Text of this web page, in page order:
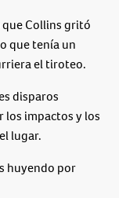
que Collins gritó
que tenía un
el tiroteo.
disparos
los impactos y los
lugar.
huyendo por